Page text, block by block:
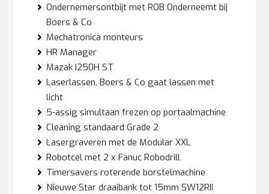
Ondernemersontbijt met ROB Onderneemt bij
Boers & Co
Mechatronica monteurs
HR Manager
Mazak I250H ST
Laserlassen, Boers & Co gaat lassen met
licht
5-assig simultaan frezen op portaalmachine
Cleaning standaard Grade 2
Lasergraveren met de Modular XXL
Robotcel met 2 x Fanuc Robodrill
Timersavers roterende borstelmachine
Nieuwe Star draaibank tot 15mm SW12RII